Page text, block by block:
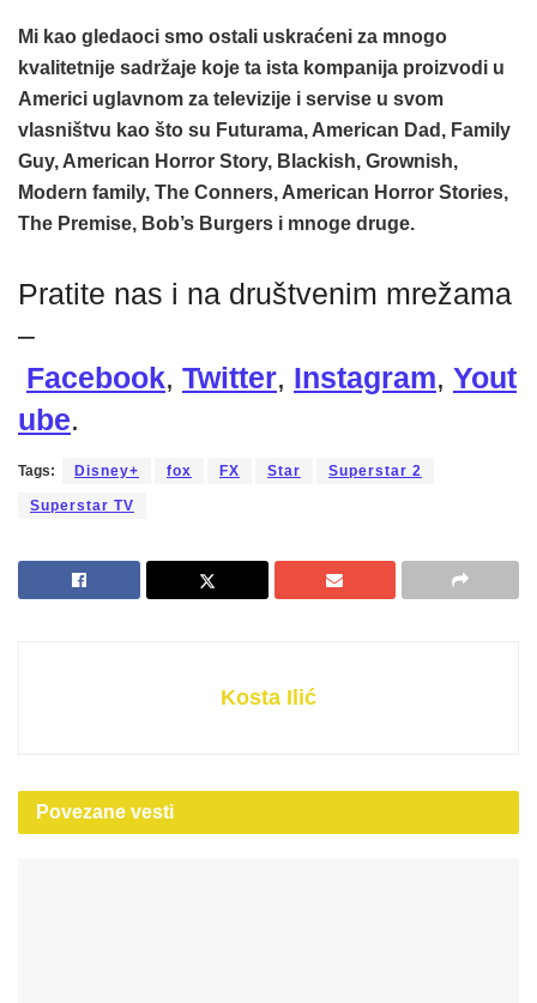
Mi kao gledaoci smo ostali uskraćeni za mnogo
kvalitetnije sadržaje koje ta ista kompanija proizvodi u
Americi uglavnom za televizije i servise u svom
vlasništvu kao što su Futurama, American Dad, Family
Guy, American Horror Story, Blackish, Grownish,
Modern family, The Conners, American Horror Stories,
The Premise, Bob’s Burgers i mnoge druge.
Pratite nas i na društvenim mrežama
–
Facebook, Twitter, Instagram, Yout
ube.
Tags: Disney+ fox FX Star Superstar 2
Superstar TV
Kosta Ilić
Povezane vesti